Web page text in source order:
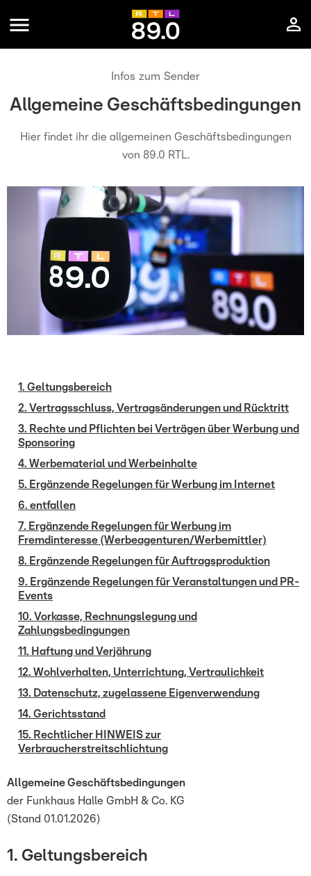
Infos zum Sender
Allgemeine Geschäftsbedingungen
Hier findet ihr die allgemeinen Geschäftsbedingungen
von 89.0 RTL.
1. Geltungsbereich
2. Vertragsschluss, Vertragsänderungen und Rücktritt
3. Rechte und Pflichten bei Verträgen über Werbung und
Sponsoring
4. Werbematerial und Werbeinhalte
5. Ergänzende Regelungen für Werbung im Internet
6. entfallen
7. Ergänzende Regelungen für Werbung im
Fremdinteresse (Werbeagenturen/Werbemittler)
8. Ergänzende Regelungen für Auftragsproduktion
9. Ergänzende Regelungen für Veranstaltungen und PR-
Events
10. Vorkasse, Rechnungslegung und
Zahlungsbedingungen
11. Haftung und Verjährung
12. Wohlverhalten, Unterrichtung, Vertraulichkeit
13. Datenschutz, zugelassene Eigenverwendung
14. Gerichtsstand
15. Rechtlicher HINWEIS zur
Verbraucherstreitschlichtung
Allgemeine Geschäftsbedingungen
der Funkhaus Halle GmbH & Co. KG
(Stand 01.01.2026)
1. Geltungsbereich